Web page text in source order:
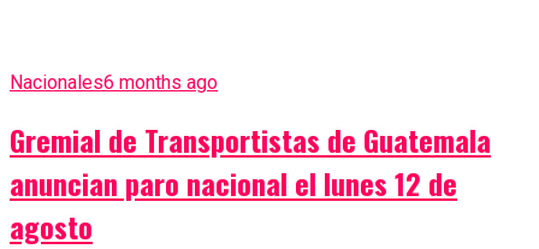
Nacionales6 months ago
Gremial de Transportistas de Guatemala
anuncian paro nacional el lunes 12 de
agosto